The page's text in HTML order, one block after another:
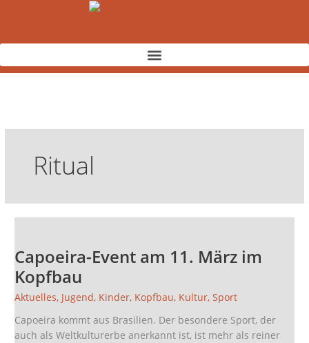
Ritual
Capoeira-Event am 11. März im
Kopfbau
Aktuelles, Jugend, Kinder, Kopfbau, Kultur,Sport
Capoeira kommt aus Brasilien. Der besondere Sport, der
auch als Weltkulturerbe anerkannt ist, ist mehr als reiner
am
11.
März
im
Kopfbau